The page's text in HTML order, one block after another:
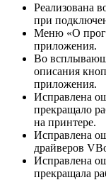
Реализована
при
Меню «О
приложения.
Во
описания
приложения.
Исправлена
прекращало
на принтере.
Исправлена
драйверов
Исправлена
прекращала